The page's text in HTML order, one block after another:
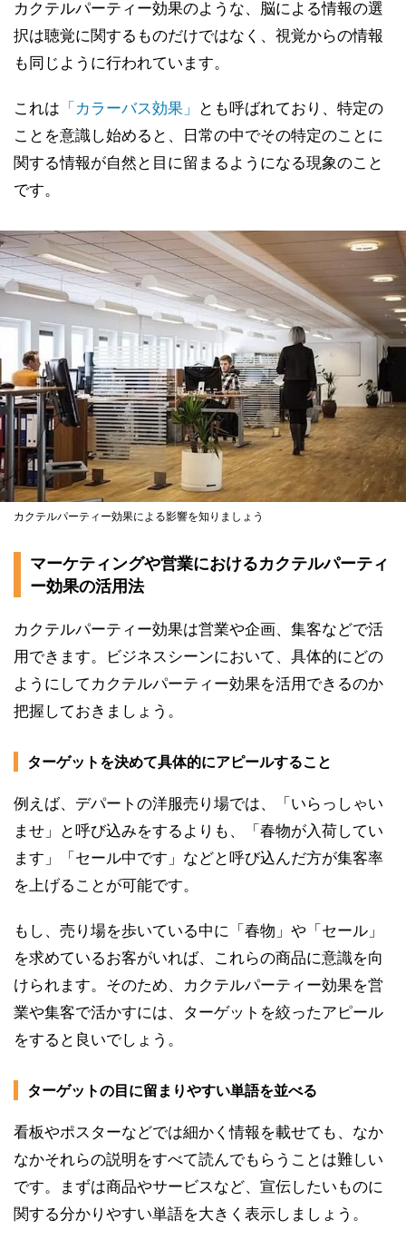
カクテルパーティー効果のような、脳による情報の選
択は聴覚に関するものだけではなく、視覚からの情報
も同じように行われています。
これは 「カラーバス効果」
とも呼ばれており、特定の
ことを意識し始めると、日常の中でその特定のことに
関する情報が自然と目に留まるようになる現象のこと
です。
カクテルパーティー効果による影響を知りましょう
マーケティングや営業におけるカクテルパーティ
ー効果の活用法
カクテルパーティー効果は営業や企画、集客などで活
用できます。ビジネスシーンにおいて、具体的にどの
ようにしてカクテルパーティー効果を活用できるのか
把握しておきましょう。
ターゲットを決めて具体的にアピールすること
例えば、デパートの洋服売り場では、「いらっしゃい
ませ」と呼び込みをするよりも、「春物が入荷してい
ます」「セール中です」などと呼び込んだ方が集客率
を上げることが可能です。
もし、売り場を歩いている中に「春物」や「セール」
を求めているお客がいれば、これらの商品に意識を向
けられます。そのため、カクテルパーティー効果を営
業や集客で活かすには、ターゲットを絞ったアピール
をすると良いでしょう。
ターゲットの目に留まりやすい単語を並べる
看板やポスターなどでは細かく情報を載せても、なか
なかそれらの説明をすべて読んでもらうことは難しい
です。まずは商品やサービスなど、宣伝したいものに
関する分かりやすい単語を大きく表示しましょう。